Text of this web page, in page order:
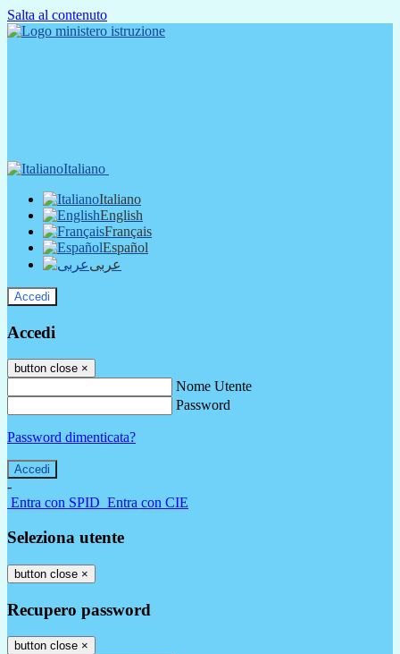
Salta al contenuto
Italiano
Italiano
English
Français
Español
عربى
Accedi
Accedi
button close ×
Nome Utente
Password
Password dimenticata?
-
Entra con SPID Entra con CIE
Seleziona utente
button close ×
Recupero password
button close ×